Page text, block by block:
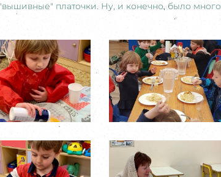
платочки. Ну, и конечно, было много